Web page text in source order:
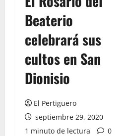
Beaterio
celebrará sus
cultos en San
Dionisio
El Pertiguero
septiembre 29, 2020
1 minuto de lectura
0